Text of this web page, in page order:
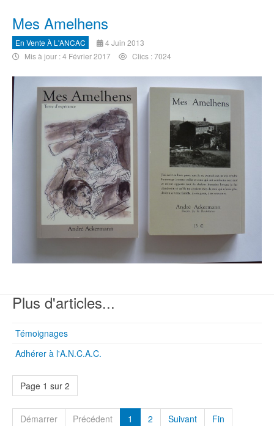
Mes Amelhens
En Vente À L'ANCAC
4 Juin 2013
Mis à jour : 4 Février 2017
Clics : 7024
Plus d'articles...
Témoignages
Adhérer à l'A.N.C.A.C.
Page 1 sur 2
Démarrer Précédent 1 2 Suivant Fin